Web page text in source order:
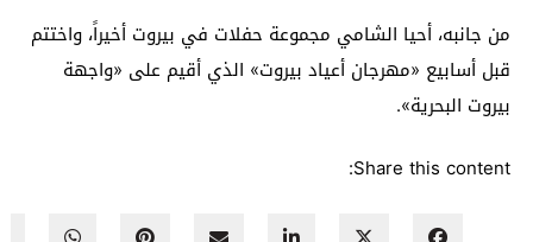
من جانبه، أحيا الشامي مجموعة حفلات في بيروت أخيراً، واختتم
قبل أسابيع «مهرجان أعياد بيروت» الذي أقيم على «واجهة
بيروت البحرية».
Share this content: